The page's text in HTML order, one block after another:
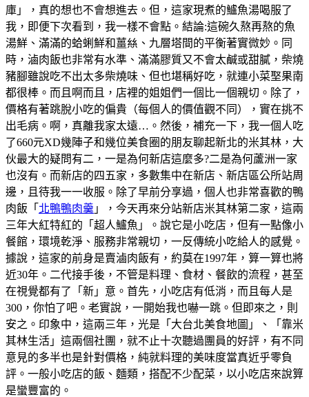
庫」，真的想也不會想進去。但，這家現煮的鱸魚湯喝服了
我，即便下次看到，我一樣不會點。結論:這碗久熬再熬的魚
湯鮮、滿滿的蛤蜊鮮和薑𢇃、九層塔間的平衡著實微妙。同
時，滷肉飯也非常有水準、滿滿膠質又不會太鹹或甜膩，柴燒
豬腳雖說吃不出太多柴燒味、但也堪稱好吃，就連小菜埾果南
都很棒。而且啊而且，店裡的姐姐們一個比一個親切。除了，
價格有著跳脫小吃的偏貴（每個人的價值觀不同），實在挑不
出毛病。啊，真離我家太遠…。然後，補充一下，我一個人吃
了660元XD幾陣子和幾位美食圈的朋友聊起新北的米其林，大
伙最大的疑問有二，一是為何新店這麼多?二是為何蘆洲一家
也沒有。而新店的四五家，多數集中在新店、新店區公所站周
邊，且待我一一收服。除了早前分享過，個人也非常喜歡的鴨
肉飯「 北鴨鴨肉羹 」，今天再來分站新店米其林第二家，這兩
三年大紅特紅的「超人鱸魚」。說它是小吃店，但有一點像小
餐館，環境乾淨、服務非常親切，一反傳統小吃給人的感覺。
據說，這家的前身是賣滷肉飯有，約莫在1997年，算一算也將
近30年。二代接手後，不管是料理、食材、餐飲的流程，甚至
在視覺都有了「新」意。首先，小吃店有低消，而且每人是
300，你怕了吧。老實說，一開始我也嚇一跳。但即來之，則
安之。印象中，這兩三年，光是「大台北美食地圖」、「靠米
其林生活」這兩個社團，就不止十次聽過團員的好評，有不同
意見的多半也是針對價格，純就料理的美味度當真近乎零負
評。一般小吃店的飯、麵類，搭配不少配菜，以小吃店來說算
是蠻豐富的。